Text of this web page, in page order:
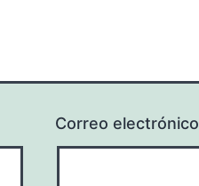
Correo electrónico